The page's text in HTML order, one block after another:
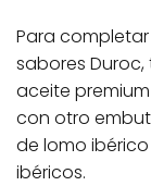
Para
sabores
aceite
con otro
de lomo
ibéricos.